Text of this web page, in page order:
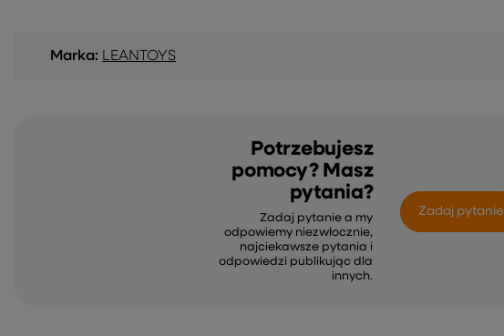
Marka: LEANTOYS
Potrzebujesz
pomocy? Masz
pytania?
Zadaj pytanie a my
odpowiemy niezwłocznie,
najciekawsze pytania i
odpowiedzi publikując dla
innych.
Zadaj pytanie